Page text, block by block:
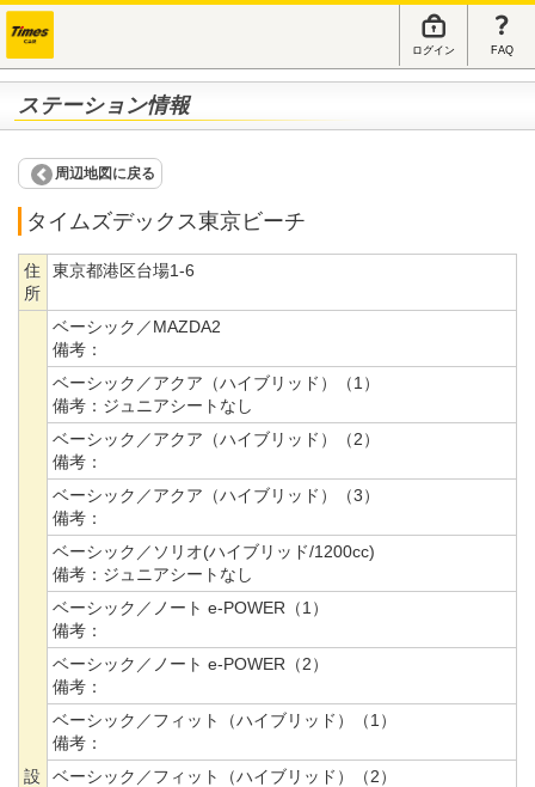
ログイン FAQ
ステーション情報
周辺地図に戻る
タイムズデックス東京ビーチ
住
所
東京都港区台場1-6
設
ベーシック／MAZDA2
備考：
ベーシック／アクア（ハイブリッド）（1）
備考： ジュニアシートなし
ベーシック／アクア（ハイブリッド）（2）
備考：
ベーシック／アクア（ハイブリッド）（3）
備考：
ベーシック／ソリオ(ハイブリッド/1200cc)
備考： ジュニアシートなし
ベーシック／ノート e-POWER（1）
備考：
ベーシック／ノート e-POWER（2）
備考：
ベーシック／フィット（ハイブリッド）（1）
備考：
ベーシック／フィット（ハイブリッド）（2）